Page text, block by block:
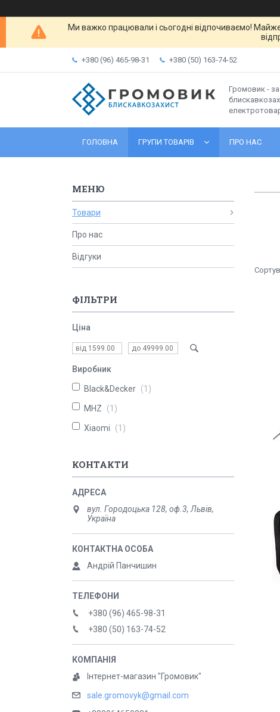
Ми важко працювали і сьогодні відпочиваємо!
+380 (96) 465-98-31 +380 (50) 163-74-52
Громовик -
ГОЛОВНА ГРУПИ ТОВАРІВ ПРО НАС
Товари
Про нас
Відгуки
ФІЛЬТРИ
Ціна
Виробник
Black&Decker 1
MHZ 1
Xiaomi 1
КОНТАКТИ
вул. Городоцька 128, оф.3, Львів,
Україна
Андрій Панчишин
+380 (96) 465-98-31
+380 (50) 163-74-52
Інтернет-магазин "Громовик"
sale.gromovyk@gmail.com